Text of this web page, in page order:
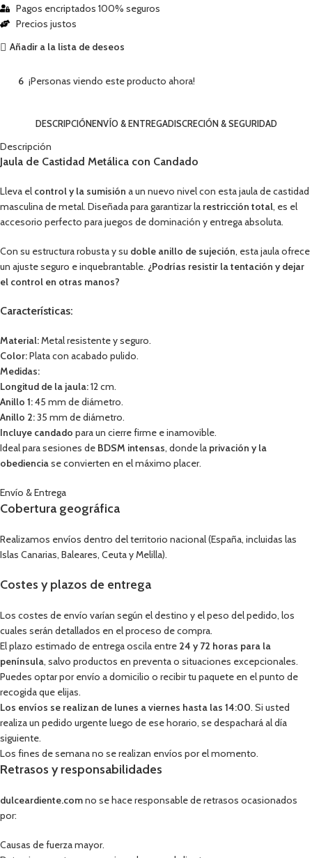
Pagos encriptados 100% seguros
Precios justos
Añadir a la lista de deseos
6 ¡Personas viendo este producto ahora!
DESCRIPCIÓNENVÍO & ENTREGADISCRECIÓN & SEGURIDAD
Descripción
Jaula de Castidad Metálica con Candado
Lleva el control y la sumisión a un nuevo nivel con esta jaula de castidad
masculina de metal. Diseñada para garantizar la restricción total, es el
accesorio perfecto para juegos de dominación y entrega absoluta.
Con su estructura robusta y su doble anillo de sujeción, esta jaula ofrece
un ajuste seguro e inquebrantable. ¿Podrías resistir la tentación y dejar
el control en otras manos?
Características:
Material:Metal resistente y seguro.
Color:Plata con acabado pulido.
Medidas:
Longitud de la jaula:12 cm.
Anillo 1:45 mm de diámetro.
Anillo 2:35 mm de diámetro.
Incluye candado para un cierre firme e inamovible.
Ideal para sesiones de BDSM intensas, donde la privación y la
obedienciase convierten en el máximo placer.
Envío & Entrega
Cobertura geográfica
Realizamos envíos dentro del territorio nacional (España, incluidas las
Islas Canarias, Baleares, Ceuta y Melilla).
Costes y plazos de entrega
Los costes de envío varían según el destino y el peso del pedido, los
cuales serán detallados en el proceso de compra.
El plazo estimado de entrega oscila entre 24 y 72 horas para la
península, salvo productos en preventa o situaciones excepcionales.
Puedes optar por envío a domicilio o recibir tu paquete en el punto de
recogida que elijas.
Los envíos se realizan de lunes a viernes hasta las 14:00. Si usted
realiza un pedido urgente luego de ese horario, se despachará al día
siguiente.
Los fines de semana no se realizan envíos por el momento.
Retrasos y responsabilidades
dulceardiente.comno se hace responsable de retrasos ocasionados
por:
Causas de fuerza mayor.